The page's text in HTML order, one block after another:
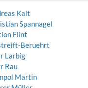
Kalt
Spannagel
Flint
Beruehrt
Larbig
Rau
Martin